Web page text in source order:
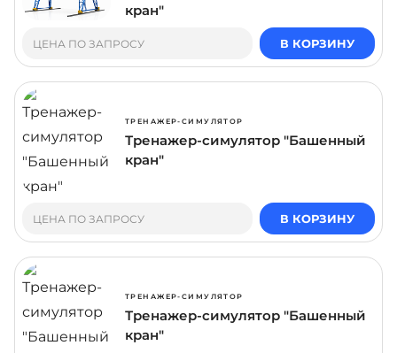
кран"
ЦЕНА ПО ЗАПРОСУ В КОРЗИНУ
ТРЕНАЖЕР-СИМУЛЯТОР
Тренажер-симулятор "Башенный
кран"
ЦЕНА ПО ЗАПРОСУ В КОРЗИНУ
ТРЕНАЖЕР-СИМУЛЯТОР
Тренажер-симулятор "Башенный
кран"